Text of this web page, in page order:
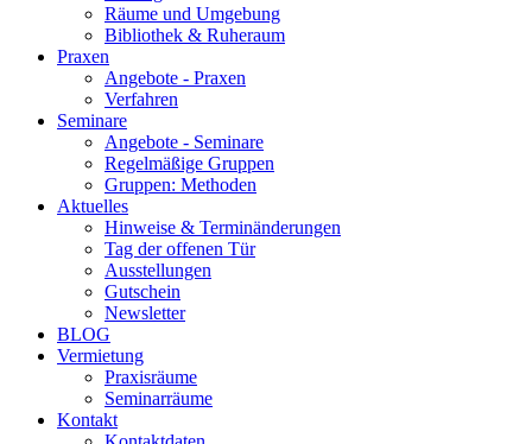
Räume und Umgebung
Bibliothek & Ruheraum
Praxen
Angebote - Praxen
Verfahren
Seminare
Angebote - Seminare
Regelmäßige Gruppen
Gruppen: Methoden
Aktuelles
Hinweise & Terminänderungen
Tag der offenen Tür
Ausstellungen
Gutschein
Newsletter
BLOG
Vermietung
Praxisräume
Seminarräume
Kontakt